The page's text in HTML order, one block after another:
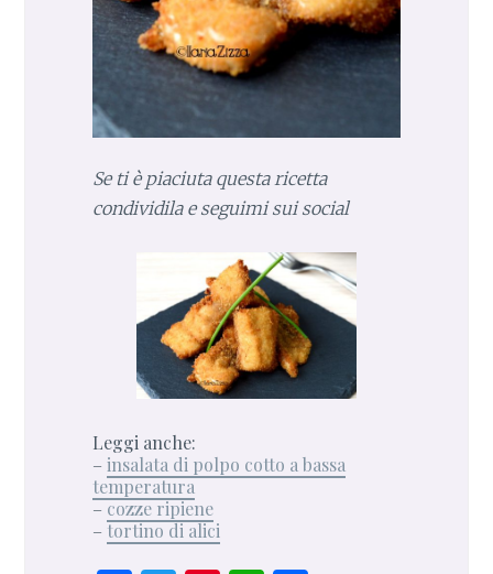
Se ti è piaciuta questa ricetta
condividila e seguimi sui social
Leggi anche:
– insalata di polpo cotto a bassa
temperatura
–cozze ripiene
– tortino di alici